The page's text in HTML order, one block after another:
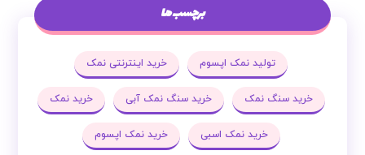
برچسب ها
تولید نمک اپسوم خرید اینترنتی نمک
خرید سنگ نمک خرید سنگ نمک آبی خرید نمک
خرید نمک اسبی خرید نمک اپسوم